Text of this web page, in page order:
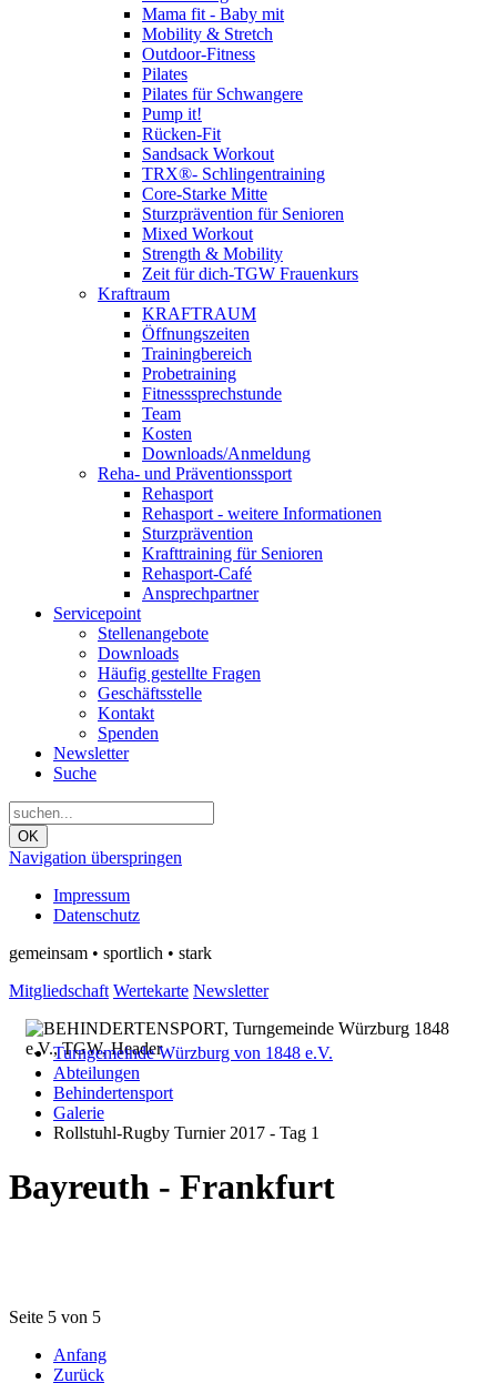
Mama fit - Baby mit
Mobility & Stretch
Outdoor-Fitness
Pilates
Pilates für Schwangere
Pump it!
Rücken-Fit
Sandsack Workout
TRX®- Schlingentraining
Core-Starke Mitte
Sturzprävention für Senioren
Mixed Workout
Strength & Mobility
Zeit für dich-TGW Frauenkurs
Kraftraum
KRAFTRAUM
Öffnungszeiten
Trainingbereich
Probetraining
Fitnesssprechstunde
Team
Kosten
Downloads/Anmeldung
Reha- und Präventionssport
Rehasport
Rehasport - weitere Informationen
Sturzprävention
Krafttraining für Senioren
Rehasport-Café
Ansprechpartner
Servicepoint
Stellenangebote
Downloads
Häufig gestellte Fragen
Geschäftsstelle
Kontakt
Spenden
Newsletter
Suche
OK
Navigation überspringen
Impressum
Datenschutz
gemeinsam • sportlich • stark
Mitgliedschaft Wertekarte Newsletter
Turngemeinde Würzburg von 1848 e.V.
Abteilungen
Behindertensport
Galerie
Rollstuhl-Rugby Turnier 2017 - Tag 1
Bayreuth - Frankfurt
Seite 5 von 5
Anfang
Zurück